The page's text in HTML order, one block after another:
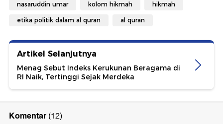
nasaruddin umar kolom hikmah hikmah
etika politik dalam al quran al quran
Artikel Selanjutnya
Menag Sebut Indeks Kerukunan Beragama di
RI Naik, Tertinggi Sejak Merdeka